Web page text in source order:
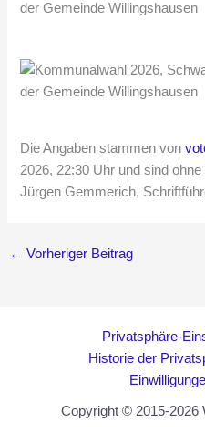
der Gemeinde Willingshausen
Die Angaben stammen von
2026, 22:30 Uhr und sind ohne
Jürgen Gemmerich,
← Vorheriger Beitrag
Privatsphäre-
Historie der
Copyright © 2015-2026